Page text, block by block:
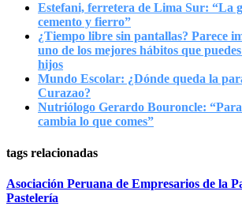
Estefani, ferretera de Lima Sur: “La
cemento y fierro”
¿Tiempo libre sin pantallas? Parece
uno de los mejores hábitos que
hijos
Mundo Escolar: ¿Dónde queda la
Curazao?
Nutriólogo Gerardo Bouroncle:
cambia lo que comes”
tags relacionadas
Asociación Peruana de Empresarios de la
Pastelería